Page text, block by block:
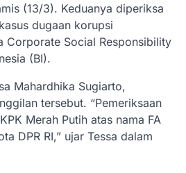
(13/3). Keduanya diperiksa
dugaan korupsi
Corporate Social Responsibility
(BI).
Mahardhika Sugiarto,
tersebut. “Pemeriksaan
Merah Putih atas nama FA
DPR RI,” ujar Tessa dalam